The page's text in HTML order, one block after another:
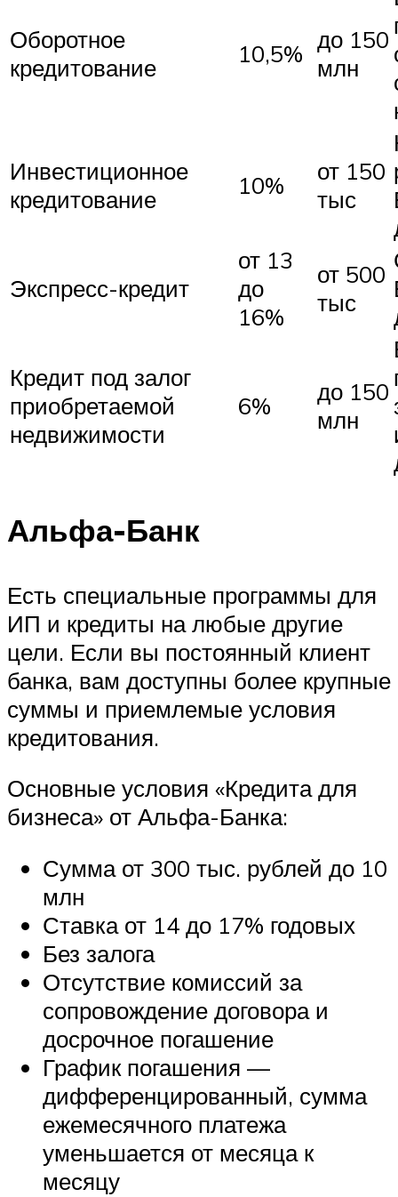
Оборотное
кредитование
10,5% до 150
млн
Инвестиционное
кредитование
10%
от 150
тыс
Экспресс-кредит
от 13
до
16%
от 500
тыс
Кредит под залог
приобретаемой
недвижимости
6%
до 150
млн
Альфа-Банк
Есть специальные программы для
ИП и кредиты на любые другие
цели. Если вы постоянный клиент
банка, вам доступны более крупные
суммы и приемлемые условия
кредитования.
Основные условия «Кредита для
бизнеса» от Альфа-Банка:
Сумма от 300 тыс. рублей до 10
млн
Ставка от 14 до 17% годовых
Без залога
Отсутствие комиссий за
сопровождение договора и
досрочное погашение
График погашения —
дифференцированный, сумма
ежемесячного платежа
уменьшается от месяца к
месяцу